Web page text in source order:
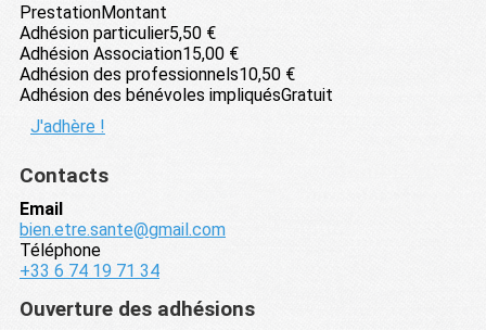
PrestationMontant
Adhésion particulier5,50 €
Adhésion Association15,00 €
Adhésion des professionnels10,50 €
Adhésion des bénévoles impliquésGratuit
J'adhère !
Contacts
Email
bien.etre.sante@gmail.com
Téléphone
+33 6 74 19 71 34
Ouverture des adhésions